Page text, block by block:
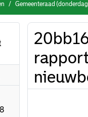
Gemeenteraad